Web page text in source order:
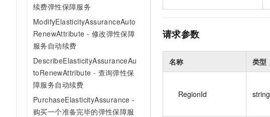
续费弹性保障服务
ModifyElasticityAssuranceAuto
RenewAttribute - 修改弹性保障
服务自动续费
DescribeElasticityAssuranceAu
toRenewAttribute - 查询弹性保
障服务自动续费
PurchaseElasticityAssurance -
购买一个准备完毕的弹性保障服
请求参数
名称 类型
RegionId string